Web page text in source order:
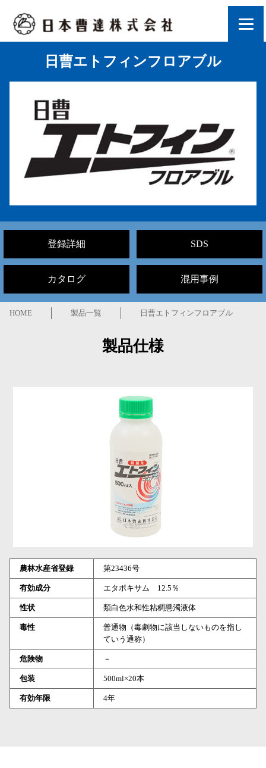
日曹エトフィンフロアブル
登録詳細 SDS
カタログ 混用事例
HOME 製品一覧 日曹エトフィンフロアブル
製品仕様
農林水産省登録 第23436号
有効成分 エタボキサム 12.5％
性状 類白色水和性粘稠懸濁液体
毒性
普通物（毒劇物に該当しないものを指し
ていう通称）
危険物 －
包装 500ml×20本
有効年限 4年